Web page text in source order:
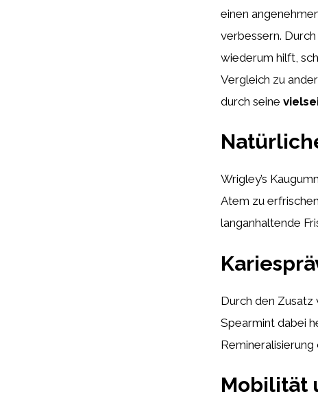
einen
verbessern. Durch
wiederum hilft,
Vergleich zu
durch seine
Wrigley’s
Atem zu
langanhaltende
Durch den Zusatz
Spearmint dabei
Mobilität